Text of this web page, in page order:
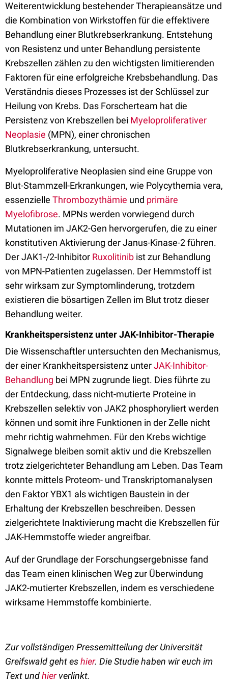
Weiterentwicklung bestehender Therapieansätze und
die Kombination von Wirkstoffen für die effektivere
Behandlung einer Blutkrebserkrankung. Entstehung
von Resistenz und unter Behandlung persistente
Krebszellen zählen zu den wichtigsten limitierenden
Faktoren für eine erfolgreiche Krebsbehandlung. Das
Verständnis dieses Prozesses ist der Schlüssel zur
Heilung von Krebs. Das Forscherteam hat die
Persistenz von Krebszellen bei Myeloproliferativer
Neoplasie (MPN), einer chronischen
Blutkrebserkrankung, untersucht.
Myeloproliferative Neoplasien sind eine Gruppe von
Blut-Stammzell-Erkrankungen, wie Polycythemia vera,
essenzielle Thrombozythämie und primäre
Myelofibrose. MPNs werden vorwiegend durch
Mutationen im JAK2-Gen hervorgerufen, die zu einer
konstitutiven Aktivierung der Janus-Kinase-2 führen.
Der JAK1-/2-Inhibitor Ruxolitinib ist zur Behandlung
von MPN-Patienten zugelassen. Der Hemmstoff ist
sehr wirksam zur Symptomlinderung, trotzdem
existieren die bösartigen Zellen im Blut trotz dieser
Behandlung weiter.
Krankheitspersistenz unter JAK-Inhibitor-Therapie
Die Wissenschaftler untersuchten den Mechanismus,
der einer Krankheitspersistenz unterJAK-Inhibitor-
Behandlung bei MPN zugrunde liegt. Dies führte zu
der Entdeckung, dass nicht-mutierte Proteine in
Krebszellen selektiv von JAK2 phosphoryliert werden
können und somit ihre Funktionen in der Zelle nicht
mehr richtig wahrnehmen. Für den Krebs wichtige
Signalwege bleiben somit aktiv und die Krebszellen
trotz zielgerichteter Behandlung am Leben. Das Team
konnte mittels Proteom- und Transkriptomanalysen
den Faktor YBX1 als wichtigen Baustein in der
Erhaltung der Krebszellen beschreiben. Dessen
zielgerichtete Inaktivierung macht die Krebszellen für
JAK-Hemmstoffe wieder angreifbar.
Auf der Grundlage der Forschungsergebnisse fand
das Team einen klinischen Weg zur Überwindung
JAK2-mutierter Krebszellen, indem es verschiedene
wirksame Hemmstoffe kombinierte.
Zur vollständigen Pressemitteilung der Universität
Greifswald geht eshier. Die Studie haben wir euch im
Text undhierverlinkt.